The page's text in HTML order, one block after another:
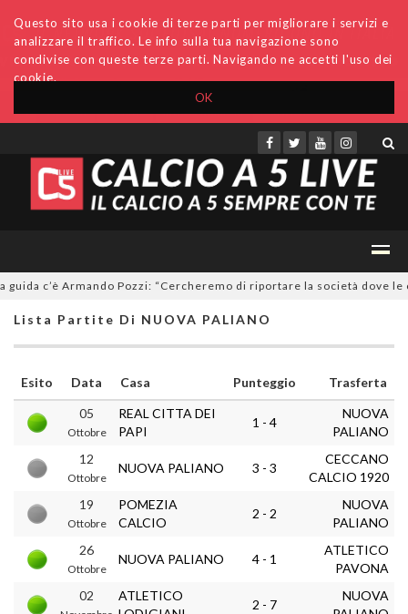
OK
Questo sito usa i cookie di terze parti per migliorare i servizi e
analizzare il traffico. Le info sulla tua navigazione sono
condivise con queste terze parti. Navigando ne accetti l'uso dei
cookie.
Accedi Archivio Invio comunicati Redazione
c’è Armando Pozzi: “Cercheremo di riportare la società dove le
Lista Partite Di NUOVA PALIANO
Esito Data Casa Punteggio
Trasferta
05
Ottobre
REAL CITTA DEI
PAPI
1 - 4
NUOVA
PALIANO
12
Ottobre
NUOVA PALIANO 3 - 3
CECCANO
CALCIO 1920
19
Ottobre
POMEZIA
CALCIO
2 - 2
NUOVA
PALIANO
26
Ottobre
NUOVA PALIANO 4 - 1
ATLETICO
PAVONA
02
ATLETICO
2 - 7
NUOVA